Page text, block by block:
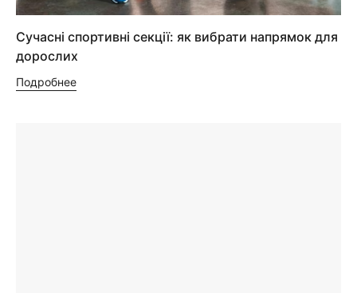
Сучасні спортивні секції: як вибрати напрямок для
дорослих
Подробнее